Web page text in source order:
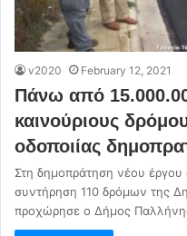
v2020 February 12, 2021
Πάνω από
καινούριους
οδοποιίας
Στη δημοπράτηση νέου έργου
συντήρηση 110 δρόμων της
προχώρησε ο Δήμος